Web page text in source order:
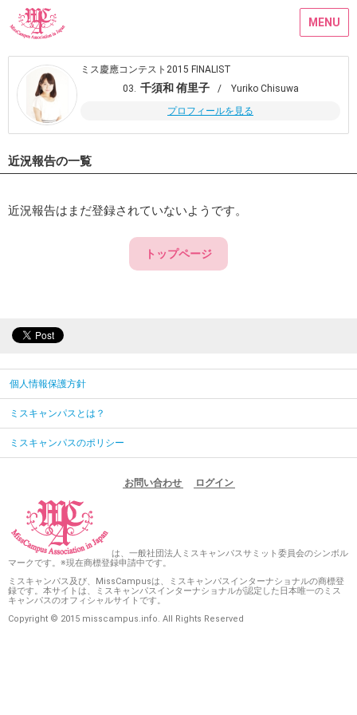
MENU
ミス慶應コンテスト2015 FINALIST
03. 千須和 侑里子
/ Yuriko Chisuwa
プロフィールを見る
近況報告の一覧
近況報告はまだ登録されていないようです。
トップページ
個人情報保護方針
ミスキャンパスとは？
ミスキャンパスのポリシー
お問い合わせ ログイン
は、一般社団法人ミスキャンパスサミット委員会のシンボル
マークです。※現在商標登録申請中です。
ミスキャンパス及び、MissCampusは、ミスキャンパスインターナショナルの商標登
録です。本サイトは、ミスキャンパスインターナショナルが認定した日本唯一のミス
キャンパスのオフィシャルサイトです。
Copyright © 2015 misscampus.info. All Rights Reserved